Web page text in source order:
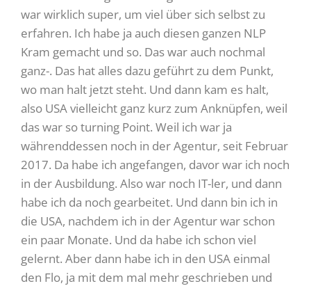
war wirklich super, um viel über sich selbst zu
erfahren. Ich habe ja auch diesen ganzen NLP
Kram gemacht und so. Das war auch nochmal
ganz-. Das hat alles dazu geführt zu dem Punkt,
wo man halt jetzt steht. Und dann kam es halt,
also USA vielleicht ganz kurz zum Anknüpfen, weil
das war so turning Point. Weil ich war ja
währenddessen noch in der Agentur, seit Februar
2017. Da habe ich angefangen, davor war ich noch
in der Ausbildung. Also war noch IT-ler, und dann
habe ich da noch gearbeitet. Und dann bin ich in
die USA, nachdem ich in der Agentur war schon
ein paar Monate. Und da habe ich schon viel
gelernt. Aber dann habe ich in den USA einmal
den Flo, ja mit dem mal mehr geschrieben und